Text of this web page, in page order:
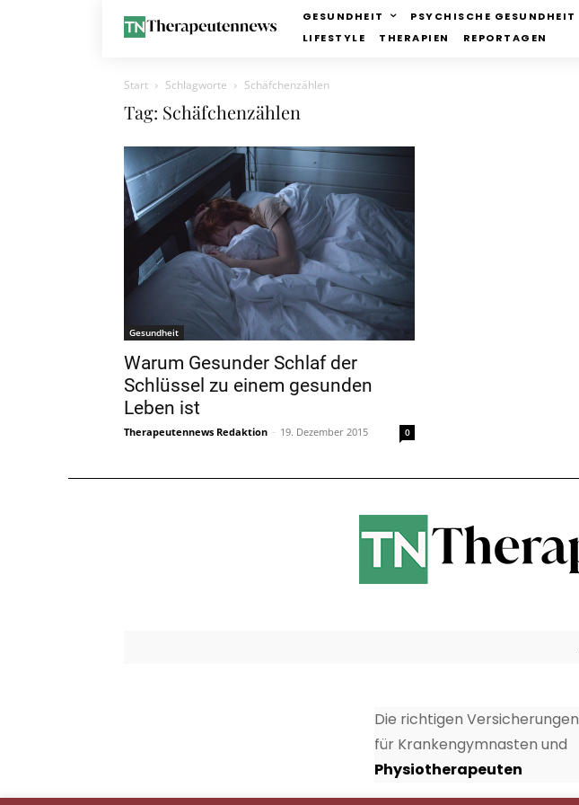
GESUNDHEIT PSYCHISCHE GESUNDHEIT
LIFESTYLE
THERAPIEN REPORTAGEN
Start Schlagworte Schäfchenzählen
Tag: Schäfchenzählen
Gesundheit
Warum Gesunder Schlaf der
Schlüssel zu einem gesunden
Leben ist
Therapeutennews Redaktion - 19. Dezember 2015 0
Die richtigen Versicherungen
für Krankengymnasten und
Physiotherapeuten